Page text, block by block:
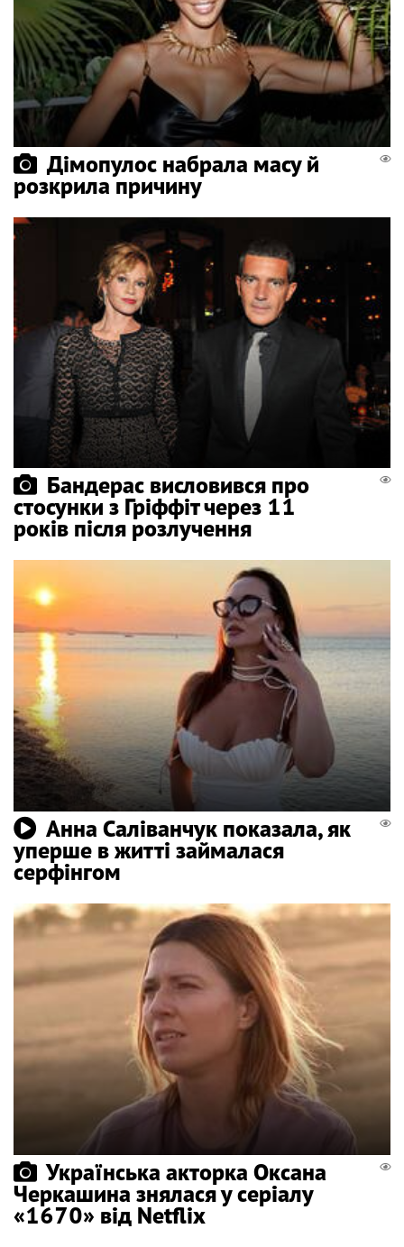
Дімопулос набрала масу й
розкрила причину
Бандерас висловився про
стосунки з Гріффіт через 11
років після розлучення
Анна Саліванчук показала, як
уперше в житті займалася
серфінгом
Українська акторка Оксана
Черкашина знялася у серіалу
«1670» від Netflix